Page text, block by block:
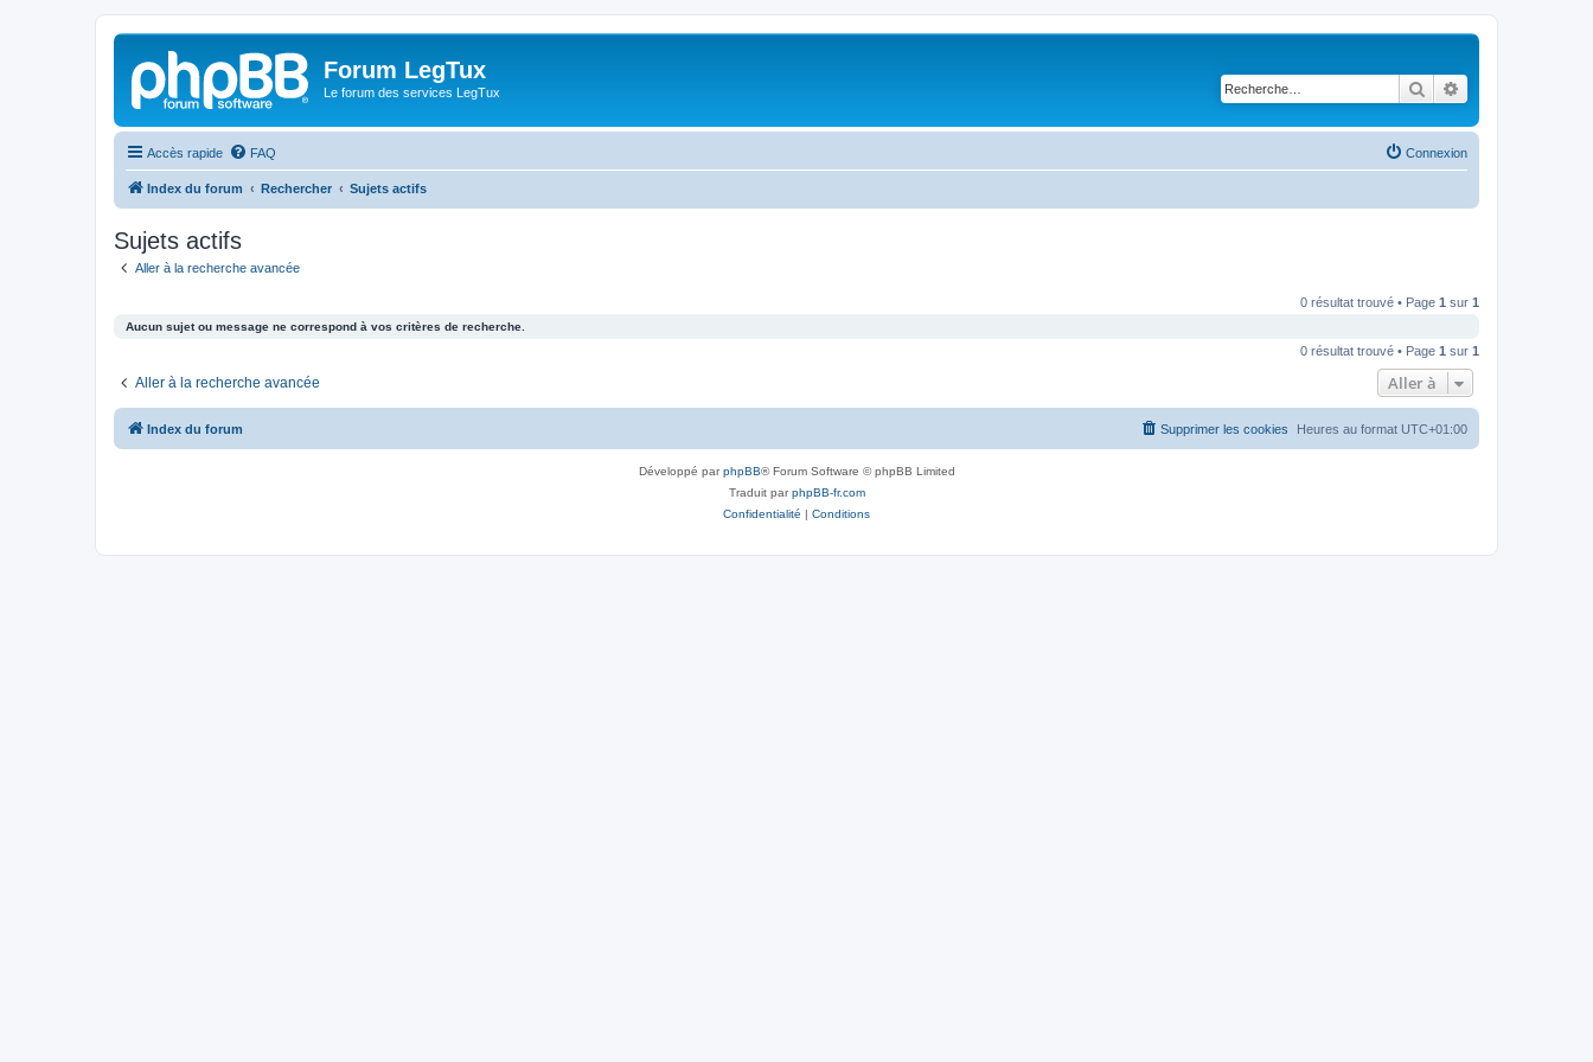
Forum LegTux
Le forum des services LegTux Rechercher
Accès rapide FAQ Connexion
Index du forum Rechercher Sujets actifs
Sujets actifs
Aller à la recherche avancée
0 résultat trouvé • Page 1 sur 1
Aucun sujet ou message ne correspond à vos critères de recherche.
0 résultat trouvé • Page 1 sur 1
Aller à la recherche avancée Aller à
Index du forum Heures au format UTC+01:00
Supprimer les cookies
Développé parphpBB® Forum Software © phpBB Limited
Traduit parphpBB-fr.com
Confidentialité | Conditions